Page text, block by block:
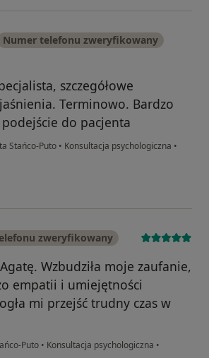
Numer telefonu zweryfikowany
szczegółowe
Terminowo. Bardzo
do pacjenta
Stańco-Puto • Konsultacja psychologiczna •
zweryfikowany
Wzbudziła moje zaufanie,
empatii i umiejętności
mi przejść trudny czas w
Puto • Konsultacja psychologiczna •